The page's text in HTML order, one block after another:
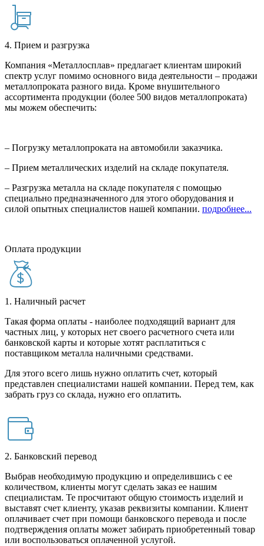
4. Прием и разгрузка
Компания «Металлосплав» предлагает клиентам широкий
спектр услуг помимо основного вида деятельности – продажи
металлопроката разного вида. Кроме внушительного
ассортимента продукции (более 500 видов металлопроката)
мы можем обеспечить:
– Погрузку металлопроката на автомобили заказчика.
– Прием металлических изделий на складе покупателя.
– Разгрузка металла на складе покупателя с помощью
специально предназначенного для этого оборудования и
силой опытных специалистов нашей компании. подробнее...
Оплата продукции
1. Наличный расчет
Такая форма оплаты - наиболее подходящий вариант для
частных лиц, у которых нет своего расчетного счета или
банковской карты и которые хотят расплатиться с
поставщиком металла наличными средствами.
Для этого всего лишь нужно оплатить счет, который
представлен специалистами нашей компании. Перед тем, как
забрать груз со склада, нужно его оплатить.
2. Банковский перевод
Выбрав необходимую продукцию и определившись с ее
количеством, клиенты могут сделать заказ ее нашим
специалистам. Те просчитают общую стоимость изделий и
выставят счет клиенту, указав реквизиты компании. Клиент
оплачивает счет при помощи банковского перевода и после
подтверждения оплаты может забирать приобретенный товар
или воспользоваться оплаченной услугой.